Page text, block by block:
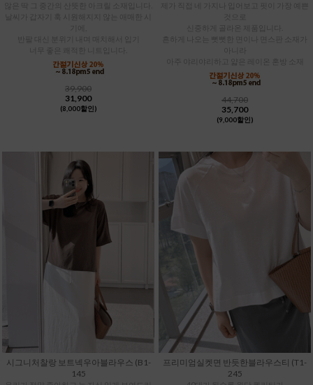
않은 딱 그 중간의 산뜻한 아크릴 소재입니다.
날씨가 갑자기 훅 시원해지지 않는 애매한 시
기에,
반팔 대신 분위기 내며 매치해서 입기
39,900
31,900
(8,000할인)
제가 직접 네 가지나 입어보고 핏이 가장 예쁜
신중하게 골라온 제품입니다.
흔하게 나오는 뻣뻣한 면이나 면스판 소재가
아주 야리야리하고 얇은 레이온 혼방 소재
44,700
35,700
(9,000할인)
시그니처찰랑 보트넥우아블라우스 (B1-
145
프리미엄실켓면 반듯한블라우스티 (T1-
245